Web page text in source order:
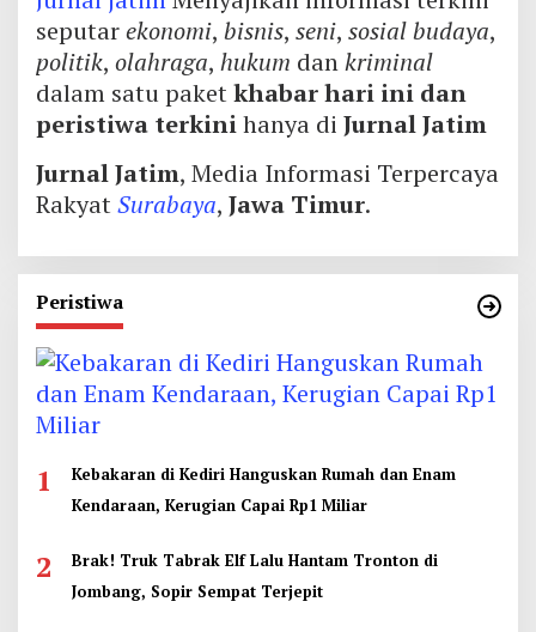
seputarekonomi, bisnis, seni, sosial budaya,
politik, olahraga, hukum dankriminal
dalam satu paketkhabar hari ini dan
peristiwa terkinihanya di Jurnal Jatim
Jurnal Jatim, Media Informasi Terpercaya
RakyatSurabaya, Jawa Timur.
Peristiwa
1
Kebakaran di Kediri Hanguskan Rumah dan Enam
Kendaraan, Kerugian Capai Rp1 Miliar
2
Brak! Truk Tabrak Elf Lalu Hantam Tronton di
Jombang, Sopir Sempat Terjepit